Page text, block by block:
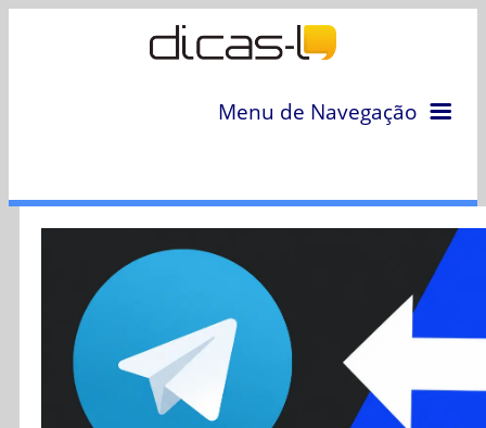
Menu de Navegação
Colunas